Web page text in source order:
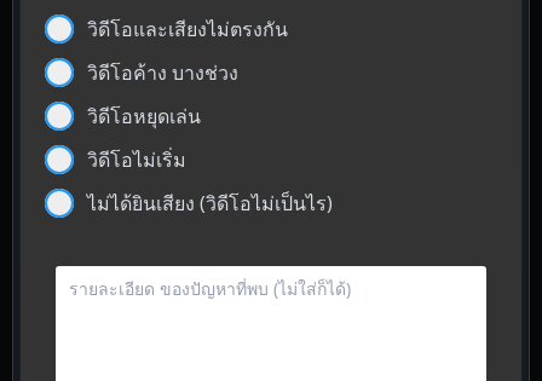
วิดีโอและเสียงไม่ตรงกัน
วิดีโอค้าง บางช่วง
วิดีโอหยุดเล่น
วิดีโอไม่เริ่ม
ไม่ได้ยินเสียง (วิดีโอไม่เป็นไร)